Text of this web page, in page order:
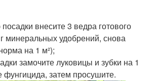
внесите 3 ведра готового
минеральных удобрений, снова
на 1 м²);
замочите луковицы и зубки на 1
фунгицида, затем просушите.